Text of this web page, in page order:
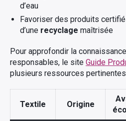
d’eau
Favoriser des produits
d’une recyclage maîtrisée
Pour approfondir la
responsables, le site Guide
plusieurs ressources
Textile Origine